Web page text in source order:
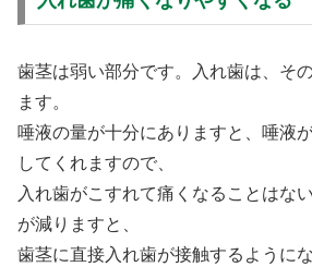
歯茎は弱い部分です。入れ歯は、そ
ます。
唾液の量が十分にありますと、唾液
してくれますので、
入れ歯がこすれて痛くなることはな
が減りますと、
歯茎に直接入れ歯が接触するようにな